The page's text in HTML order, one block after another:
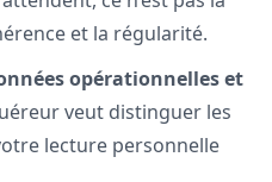
et la régularité.
opérationnelles et
veut distinguer les
lecture personnelle